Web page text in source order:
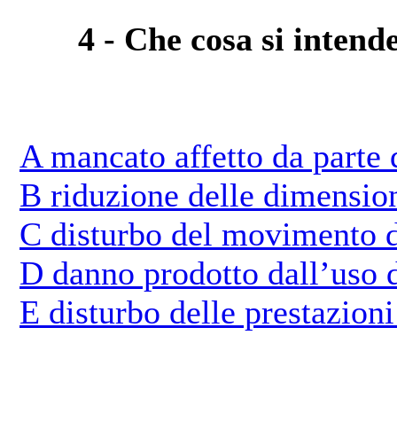
4 - Che cosa si
A mancato affetto da parte
B riduzione delle
C disturbo del movimento
D danno prodotto
E disturbo delle